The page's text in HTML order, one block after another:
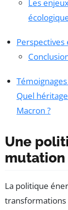
Les
Perspectives
Quel
Macron ?
Une
mutation
La politique
transformations